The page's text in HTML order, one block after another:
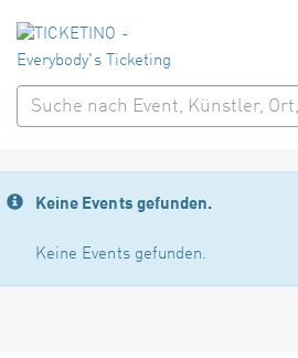
Keine Events gefunden.
Keine Events gefunden.